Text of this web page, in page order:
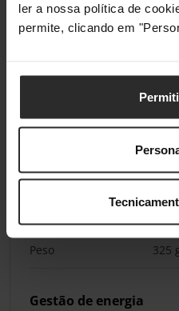
ler a nossa política de
permite, clicando em
Bateria
Tempo de
50 h
Peso 325
Gestão de energia